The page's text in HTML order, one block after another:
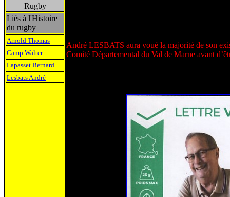
Rugby
André LESBATS aura voué la majorité de son
Comité Départemental du Val de Marne avant
Liés à l'Histoire
du rugby
Arnold Thomas
Camp Walter
Lapasset Bernard
Lesbats André